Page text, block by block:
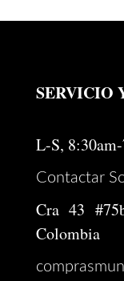
SERVICIO
L-S,
Contactar
Cra 43
Colombia